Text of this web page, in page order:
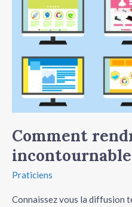
Comment
Praticiens
Connaissez vous la diffusion
internet